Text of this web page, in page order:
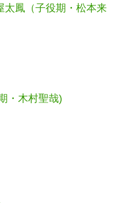
鳳（子役期・松本来
・木村聖哉)